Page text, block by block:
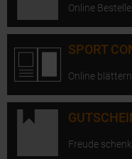
Online
SPORT
Online
Freude